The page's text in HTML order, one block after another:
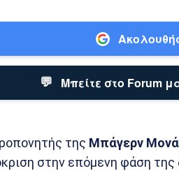
💬 Μπείτε στο Forum
της Μπάγερν
στην επόμενη φάση της